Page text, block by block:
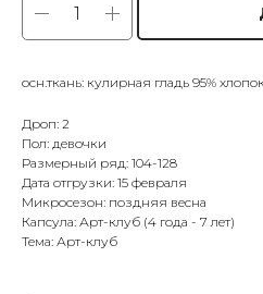
осн.ткань: кулирная гладь 95%
Дроп: 2
Пол: девочки
Размерный ряд: 104-128
Дата отгрузки: 15 февраля
Микросезон: поздняя весна
Капсула: Арт-клуб (4 года - 7 лет)
Тема: Арт-клуб